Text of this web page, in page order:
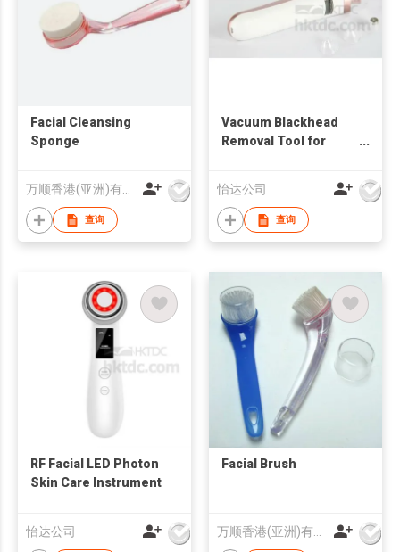
Facial Cleansing
Sponge
万顺香港(亚洲)有限公司
查询
Vacuum Blackhead
Removal Tool for
怡达公司
查询
RF Facial LED Photon
Skin Care Instrument
怡达公司
Facial Brush